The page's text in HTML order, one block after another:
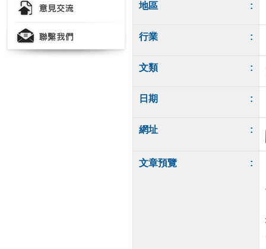
地區 :
行業 :
文類 :
日期 :
網址 :
文章預覽 :